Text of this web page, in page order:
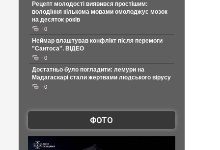
Рецепт молодості виявився простішим:
володіння кількома мовами омолоджує мозок
на десяток років
0
Неймар влаштував конфлікт після перемоги
"Сантоса". ВІДЕО
0
Достатньо було погладити: лемури на
Мадагаскарі стали жертвами людського вірусу
0
ФОТО